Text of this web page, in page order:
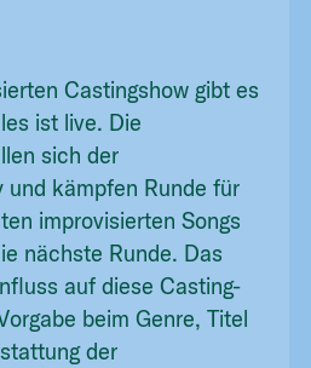
Castingshow gibt es
ist live. Die
sich der
und kämpfen Runde für
improvisierten Songs
nächste Runde. Das
auf diese Casting-
beim Genre, Titel
der